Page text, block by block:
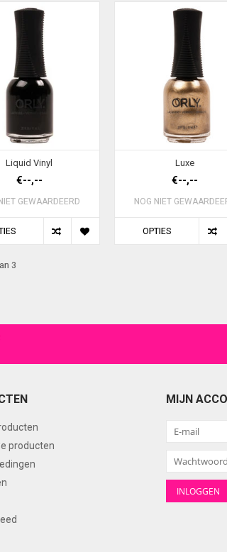
Liquid Vinyl
€--,--
GEWAARDEERD
Luxe
€--,--
NOG NIET
OPTIES
3
producten
MIJN